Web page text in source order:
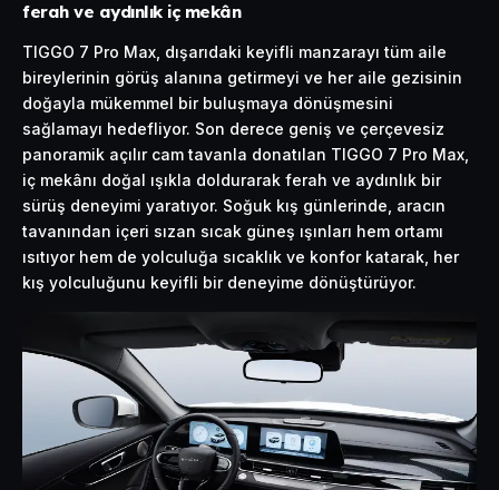
ferah ve aydınlık iç mekân
TIGGO 7 Pro Max, dışarıdaki keyifli manzarayı tüm aile
bireylerinin görüş alanına getirmeyi ve her aile gezisinin
doğayla mükemmel bir buluşmaya dönüşmesini
sağlamayı hedefliyor. Son derece geniş ve çerçevesiz
panoramik açılır cam tavanla donatılan TIGGO 7 Pro Max,
iç mekânı doğal ışıkla doldurarak ferah ve aydınlık bir
sürüş deneyimi yaratıyor. Soğuk kış günlerinde, aracın
tavanından içeri sızan sıcak güneş ışınları hem ortamı
ısıtıyor hem de yolculuğa sıcaklık ve konfor katarak, her
kış yolculuğunu keyifli bir deneyime dönüştürüyor.